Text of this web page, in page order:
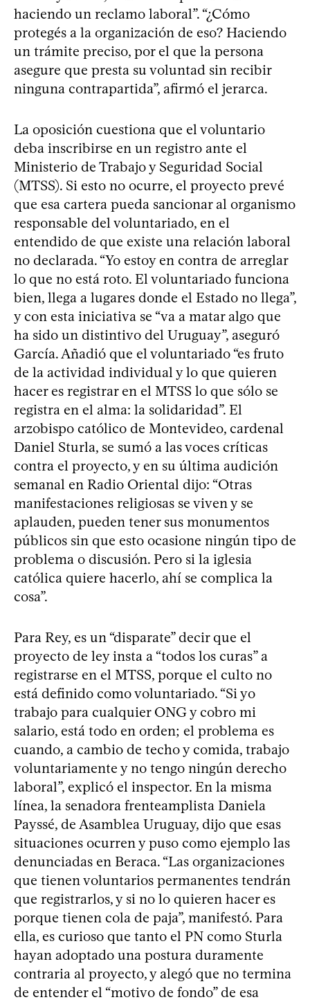
haciendo un reclamo laboral”. “¿Cómo
protegés a la organización de eso? Haciendo
un trámite preciso, por el que la persona
asegure que presta su voluntad sin recibir
ninguna contrapartida”, afirmó el jerarca.
La oposición cuestiona que el voluntario
deba inscribirse en un registro ante el
Ministerio de Trabajo y Seguridad Social
(MTSS). Si esto no ocurre, el proyecto prevé
que esa cartera pueda sancionar al organismo
responsable del voluntariado, en el
entendido de que existe una relación laboral
no declarada. “Yo estoy en contra de arreglar
lo que no está roto. El voluntariado funciona
bien, llega a lugares donde el Estado no llega”,
y con esta iniciativa se “va a matar algo que
ha sido un distintivo del Uruguay”, aseguró
García. Añadió que el voluntariado “es fruto
de la actividad individual y lo que quieren
hacer es registrar en el MTSS lo que sólo se
registra en el alma: la solidaridad”. El
arzobispo católico de Montevideo, cardenal
Daniel Sturla, se sumó a las voces críticas
contra el proyecto, y en su última audición
semanal en Radio Oriental dijo: “Otras
manifestaciones religiosas se viven y se
aplauden, pueden tener sus monumentos
públicos sin que esto ocasione ningún tipo de
problema o discusión. Pero si la iglesia
católica quiere hacerlo, ahí se complica la
cosa”.
Para Rey, es un “disparate” decir que el
proyecto de ley insta a “todos los curas” a
registrarse en el MTSS, porque el culto no
está definido como voluntariado. “Si yo
trabajo para cualquier ONG y cobro mi
salario, está todo en orden; el problema es
cuando, a cambio de techo y comida, trabajo
voluntariamente y no tengo ningún derecho
laboral”, explicó el inspector. En la misma
línea, la senadora frenteamplista Daniela
Payssé, de Asamblea Uruguay, dijo que esas
situaciones ocurren y puso como ejemplo las
denunciadas en Beraca. “Las organizaciones
que tienen voluntarios permanentes tendrán
que registrarlos, y si no lo quieren hacer es
porque tienen cola de paja”, manifestó. Para
ella, es curioso que tanto el PN como Sturla
hayan adoptado una postura duramente
contraria al proyecto, y alegó que no termina
de entender el “motivo de fondo” de esa